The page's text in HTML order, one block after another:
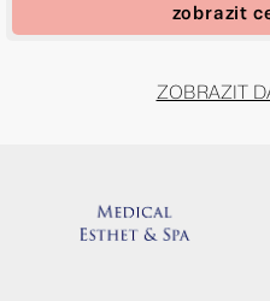
zobrazit
ZOBRAZIT